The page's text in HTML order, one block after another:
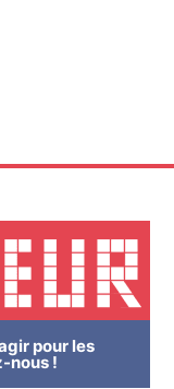
pour les
nous !